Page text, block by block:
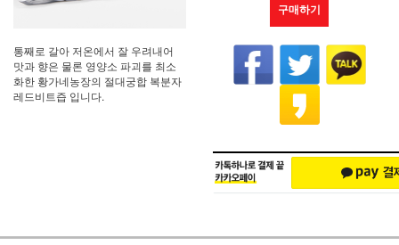
통째로 갈아 저온에서 잘 우려내어
맛과 향은 물론 영양소 파괴를 최소
화한 황가네농장의 절대궁합 복분자
레드비트즙 입니다.
구매하기